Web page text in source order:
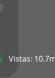
Vistas: